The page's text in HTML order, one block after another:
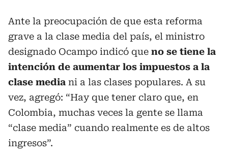
Ante la preocupación de que esta reforma
grave a la clase media del país, el ministro
designado Ocampo indicó que no se tiene la
intención de aumentar los impuestos a la
clase media ni a las clases populares. A su
vez, agregó: “Hay que tener claro que, en
Colombia, muchas veces la gente se llama
“clase media” cuando realmente es de altos
ingresos”.